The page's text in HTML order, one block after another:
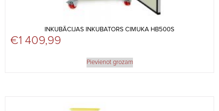
INKUBĀCIJAS INKUBATORS CIMUKA HB500S
€1 409,99
Pievienot grozam